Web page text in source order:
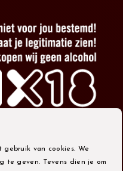
gebruik van cookies. We
te geven. Tevens dien je om